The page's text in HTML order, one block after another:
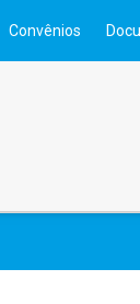
Convênios